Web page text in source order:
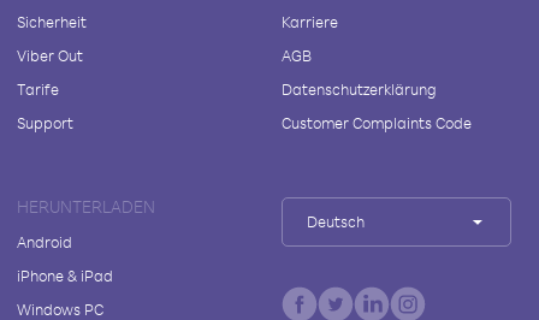
Sicherheit
Viber Out
Tarife
Support
Karriere
AGB
Datenschutzerklärung
Customer Complaints Code
HERUNTERLADEN
Android
iPhone & iPad
Windows PC
Deutsch